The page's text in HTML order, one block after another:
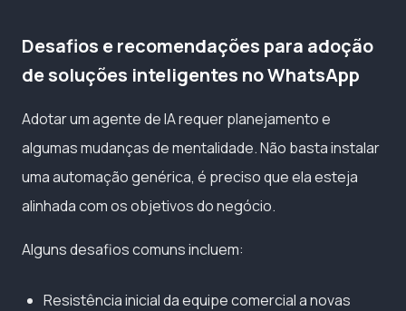
Desafios e recomendações para adoção
de soluções inteligentes no WhatsApp
Adotar um agente de IA requer planejamento e
algumas mudanças de mentalidade. Não basta instalar
uma automação genérica, é preciso que ela esteja
alinhada com os objetivos do negócio.
Alguns desafios comuns incluem:
Resistência inicial da equipe comercial a novas